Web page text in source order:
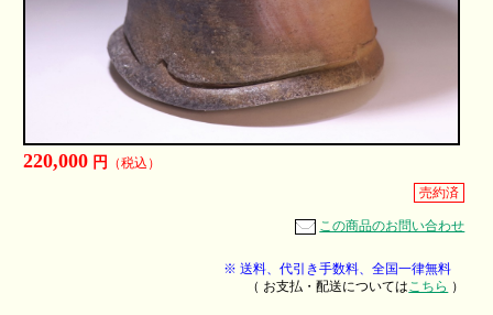
220,000 円
（税込）
売約済
この商品のお問い合わせ
※ 送料、代引き手数料、全国一律無料
（ お支払・配送については こちら ）